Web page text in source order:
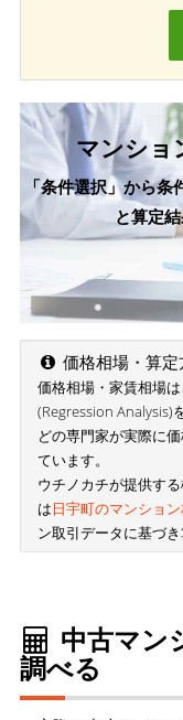
マンショ
「条件選択」から
と算定
価格相場・算
価格相場・家賃相場
(Regression Analysis)
どの専門家が実際に
ています。
ウチノカチが提供す
は日宇町のマンショ
ン取引データに基づき
中古マン
調べる